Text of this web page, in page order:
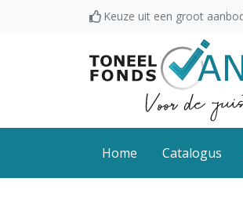
Keuze uit een groot
Home Catalogus